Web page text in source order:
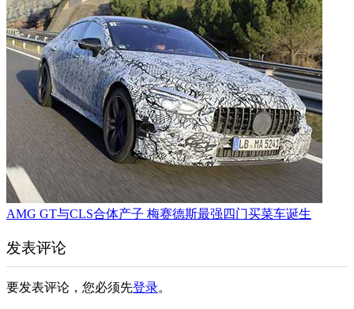
AMG GT与CLS合体产子 梅赛德斯最强四门买菜车诞生
发表评论
要发表评论，您必须先登录。